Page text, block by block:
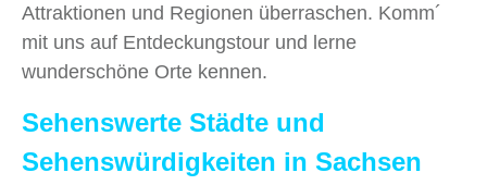
Attraktionen und Regionen überraschen. Komm´
mit uns auf Entdeckungstour und lerne
wunderschöne Orte kennen.
Sehenswerte Städte und
Sehenswürdigkeiten in Sachsen